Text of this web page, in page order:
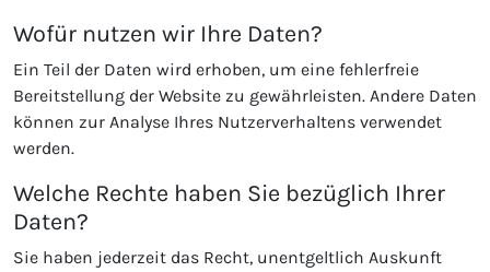
Wofür nutzen wir Ihre Daten?
Ein Teil der Daten wird erhoben, um eine fehlerfreie
Bereitstellung der Website zu gewährleisten. Andere Daten
können zur Analyse Ihres Nutzerverhaltens verwendet
werden.
Welche Rechte haben Sie bezüglich Ihrer
Daten?
Sie haben jederzeit das Recht, unentgeltlich Auskunft